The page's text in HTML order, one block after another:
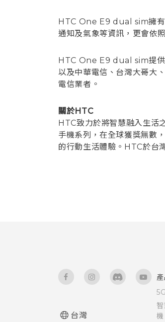
HTC One E9 dual sim擁有
通知及氣象等資訊，更會依
HTC One E9 dual sim提供
以及中華電信、台灣大哥大
電信業者。
關於HTC
HTC致力於將智慧融入生活
手機系列，在全球獲獎無數
的行動生活體驗。HTC於台
台灣
5G
機